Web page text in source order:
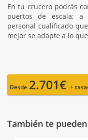
En tu crucero podrás
puertos de escala;
personal cualificado
mejor se adapte a lo
Desde 2.701€ +
También te